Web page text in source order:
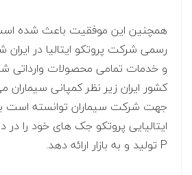
همچنین این موفقیت باعث شده است
رسمی شرکت پروتکو ایتالیا در
و خدمات تمامی محصولات وارداتی
کشور ایران زیر نظر کمپانی سیماران
جهت شرکت سیماران توانسته
P تولید و به بازار ارائه دهد.